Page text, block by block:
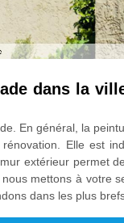
dans la
En général, la
Elle est
extérieur permet
mettons à votre
dans les plus